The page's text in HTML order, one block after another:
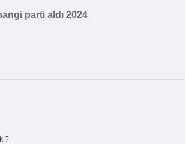
parti aldı 2024
?